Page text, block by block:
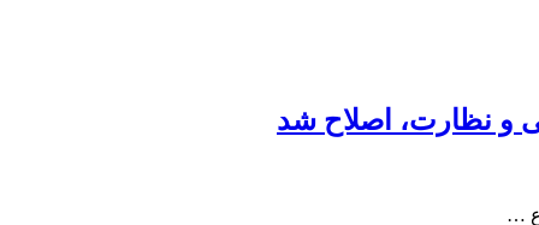
و نظارت، اصلاح شد
…